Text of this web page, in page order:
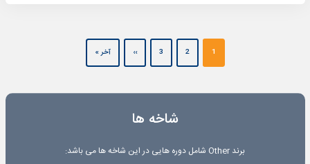
1
2
3
››
Next page
آخر »
شاخه ها
برند Other شامل دوره هایی در این شاخه ها می باشد: